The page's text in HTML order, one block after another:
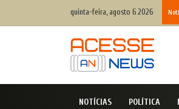
quinta-feira, agosto 6 2026
NOTÍCIAS POLÍTICA